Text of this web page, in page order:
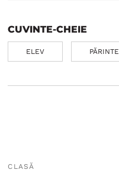
CUVINTE-CHEIE
ELEV PĂRINTE
CLASĂ